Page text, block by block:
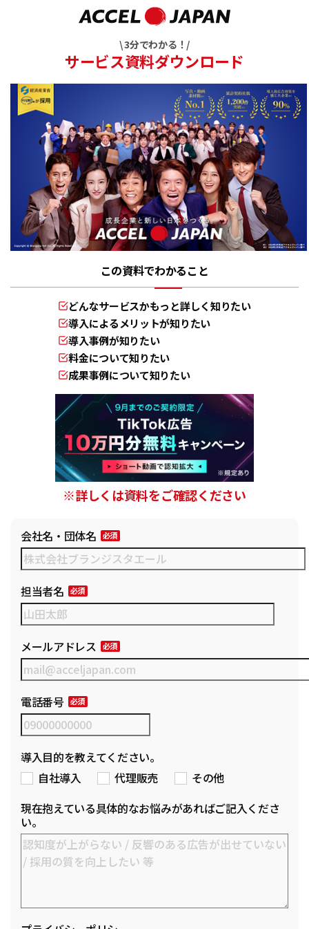
\ 3分でわかる！/
サービス資料ダウンロード
この資料でわかること
どんなサービスかもっと詳しく知りたい
導入によるメリットが知りたい
導入事例が知りたい
料金について知りたい
成果事例について知りたい
※詳しくは資料をご確認ください
会社名・団体名
担当者名
メールアドレス
電話番号
導入目的を教えてください。
自社導入
代理販売
その他
現在抱えている具体的なお悩みがあればご記入くださ
い。